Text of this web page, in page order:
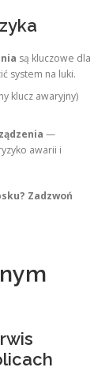
są kluczowe dla
system na luki.
klucz awaryjny)
—
awarii i
Zadzwoń